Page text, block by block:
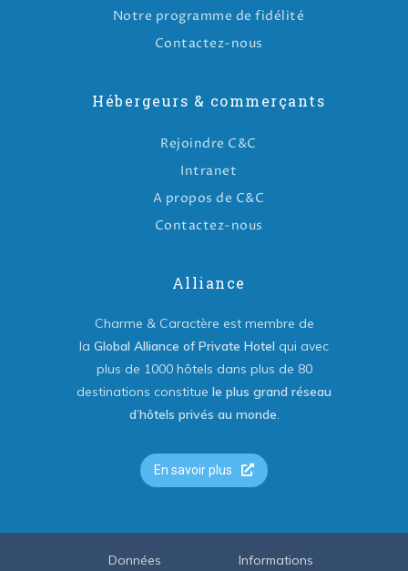
Notre programme de fidélité
Contactez-nous
Hébergeurs & commerçants
Rejoindre C&C
Intranet
A propos de C&C
Contactez-nous
Alliance
Charme & Caractère est membre de
la Global Alliance of Private Hotel qui avec
plus de 1000 hôtels dans plus de 80
destinations constitue le plus grand réseau
d’hôtels privés au monde.
En savoir plus
Données
Informations